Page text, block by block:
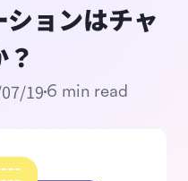
ョンはチャ
19 6 min read